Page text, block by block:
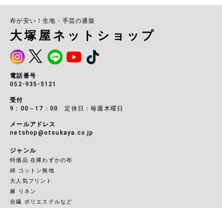
布が安い！生地・手芸の通販
大塚屋ネットショップ
電話番号
052-935-5121
受付
9：00～17：00 定休日：毎週木曜日
メールアドレス
netshop@otsukaya.co.jp
ジャンル
特価品 在庫わずかの布
綿 コットン無地
大人気プリント
麻 リネン
合繊 ポリエステルなど